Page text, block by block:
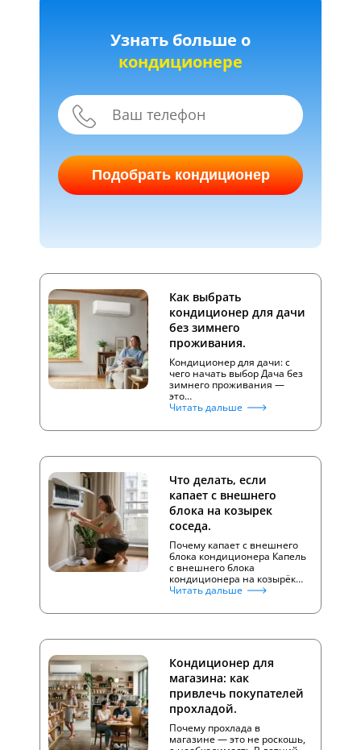
Узнать больше о
кондиционере
Подобрать кондиционер
Как выбрать
кондиционер для дачи
без зимнего
проживания.
Кондиционер для дачи: с
чего начать выбор Дача без
зимнего проживания —
это…
Читать дальше
Что делать, если
капает с внешнего
блока на козырек
соседа.
Почему капает с внешнего
блока кондиционера Капель
с внешнего блока
кондиционера на козырёк…
Читать дальше
Кондиционер для
магазина: как
привлечь покупателей
прохладой.
Почему прохлада в
магазине — это не роскошь,